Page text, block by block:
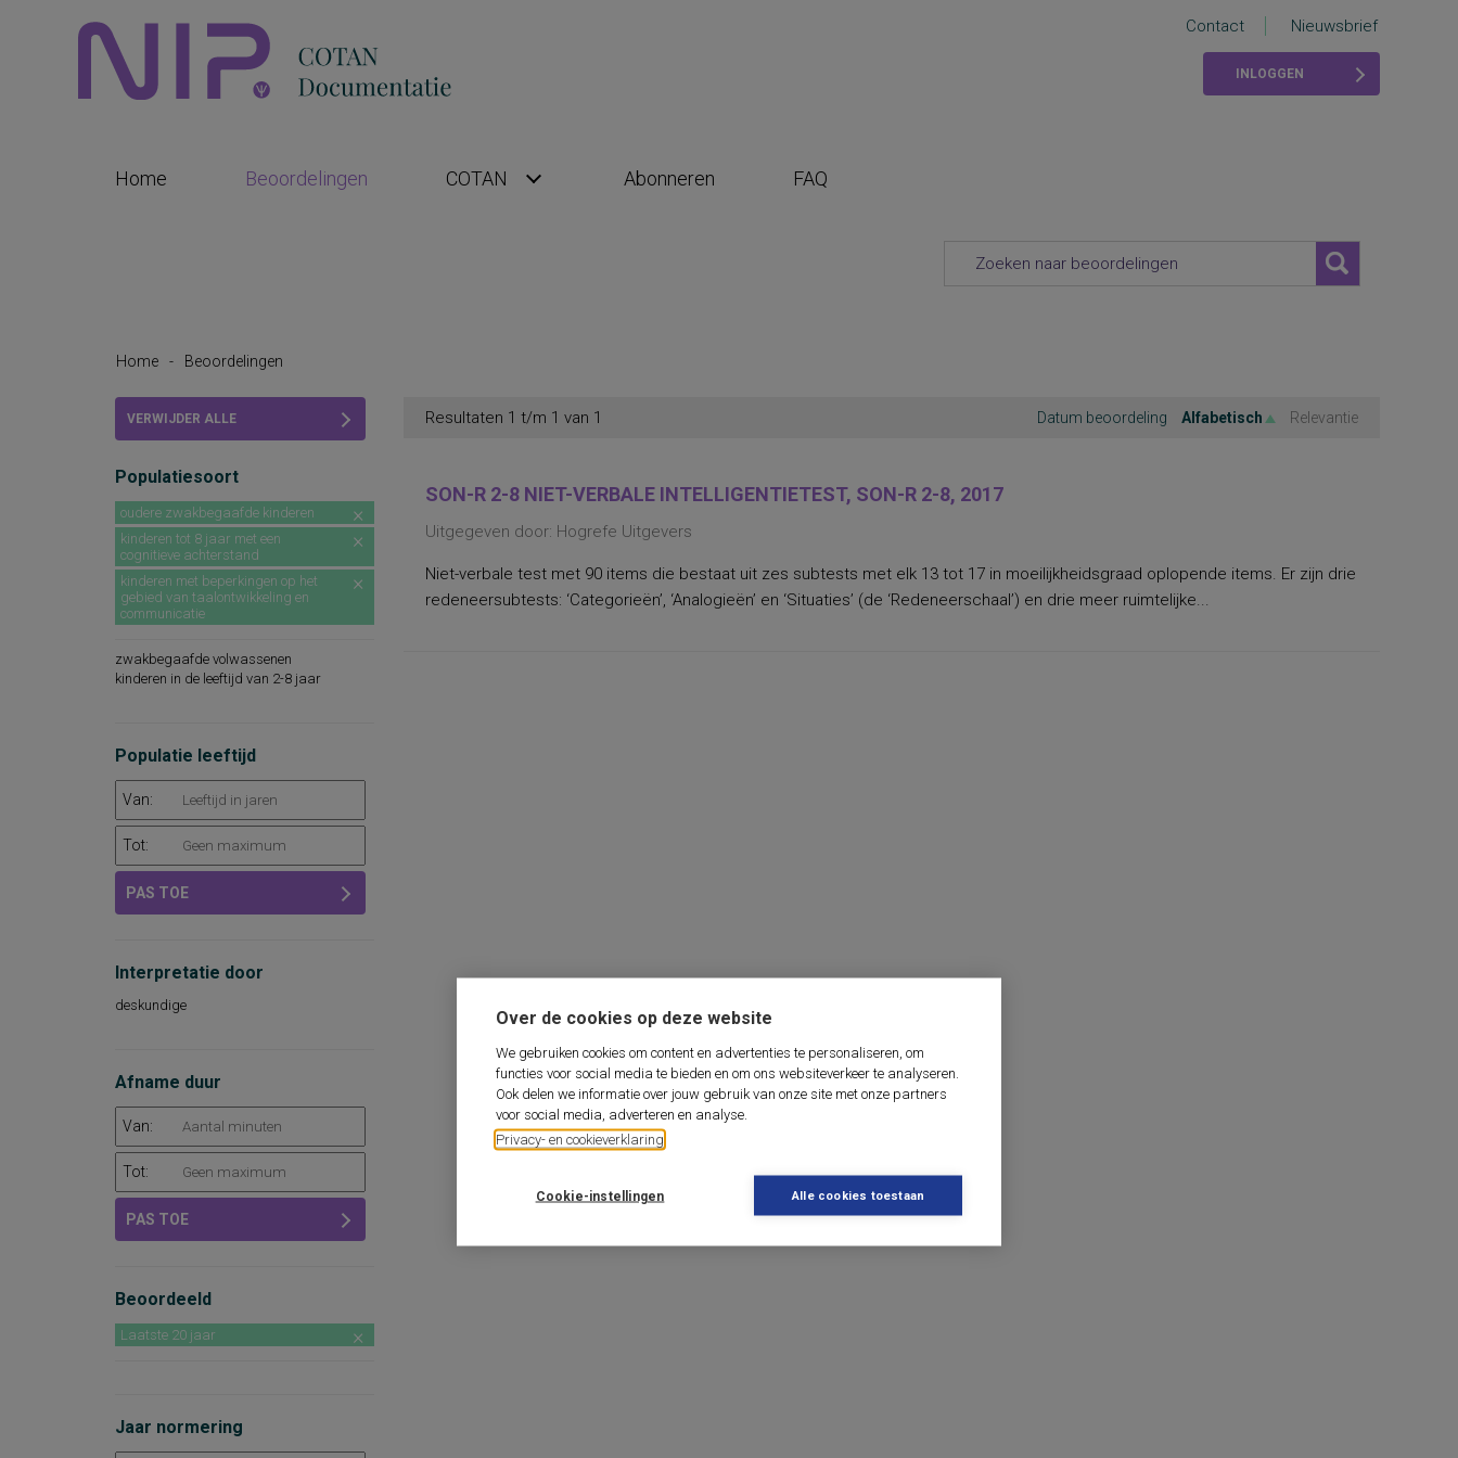
Over de cookies op deze website
We gebruiken cookies om content en advertenties te personaliseren, om
functies voor social media te bieden en om ons websiteverkeer te analyseren.
Ook delen we informatie over jouw gebruik van onze site met onze partners
voor social media, adverteren en analyse.
Privacy- en cookieverklaring
Cookie-instellingen Alle cookies toestaan
Contact Nieuwsbrief
INLOGGEN
Home Beoordelingen COTAN Abonneren FAQ
Home - Beoordelingen
VERWIJDER ALLE
Populatiesoort
oudere zwakbegaafde kinderen
kinderen tot 8 jaar met een
cognitieve achterstand
kinderen met beperkingen op het
gebied van taalontwikkeling en
communicatie
zwakbegaafde volwassenen
kinderen in de leeftijd van 2-8 jaar
Populatie leeftijd
Van:
Tot:
PAS TOE
Interpretatie door
deskundige
Afname duur
Van:
Tot:
PAS TOE
Beoordeeld
Laatste 20 jaar
Jaar normering
Resultaten 1 t/m 1 van 1 Datum beoordeling Alfabetisch Relevantie
SON-R 2-8 NIET-VERBALE INTELLIGENTIETEST, SON-R 2-8, 2017
Uitgegeven door: Hogrefe Uitgevers
Niet-verbale test met 90 items die bestaat uit zes subtests met elk 13 tot 17 in moeilijkheidsgraad oplopende items. Er zijn drie
redeneersubtests: ‘Categorieën’, ‘Analogieën’ en ‘Situaties’ (de ‘Redeneerschaal’) en drie meer ruimtelijke...